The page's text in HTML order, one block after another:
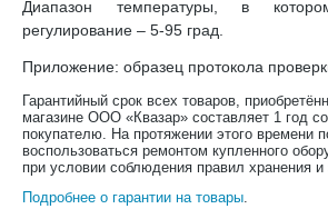
Диапазон температуры, в
регулирование – 5-95 град.
Приложение: образец протокола
Гарантийный срок всех товаров,
магазине ООО «Квазар» составляет 1 год со
покупателю. На протяжении этого времени
воспользоваться ремонтом купленного
при условии соблюдения правил хранения и
Подробнее о гарантии на товары.